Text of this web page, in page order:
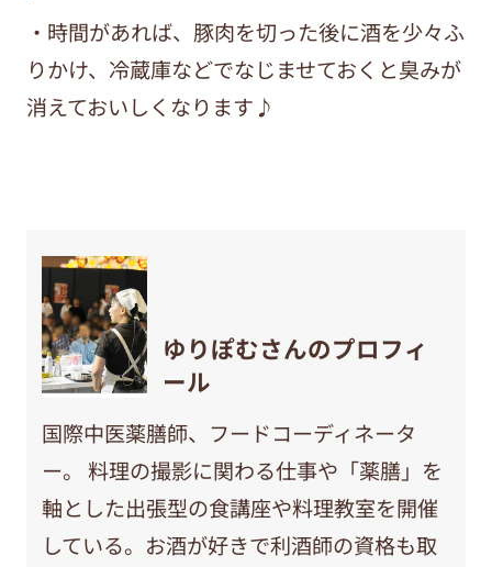
・時間があれば、豚肉を切った後に酒を少々ふ
りかけ、冷蔵庫などでなじませておくと臭みが
消えておいしくなります♪
ゆりぽむさんのプロフィ
ール
国際中医薬膳師、フードコーディネータ
ー。 料理の撮影に関わる仕事や「薬膳」を
軸とした出張型の食講座や料理教室を開催
している。お酒が好きで利酒師の資格も取